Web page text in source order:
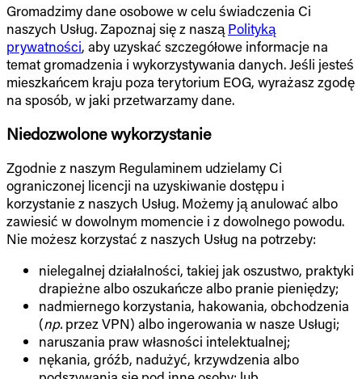
Gromadzimy dane osobowe w celu świadczenia Ci
naszych Usług. Zapoznaj się z naszą Polityką
prywatności, aby uzyskać szczegółowe informacje na
temat gromadzenia i wykorzystywania danych. Jeśli jesteś
mieszkańcem kraju poza terytorium EOG, wyrażasz zgodę
na sposób, w jaki przetwarzamy dane.
Niedozwolone wykorzystanie
Zgodnie z naszym Regulaminem udzielamy Ci
ograniczonej licencji na uzyskiwanie dostępu i
korzystanie z naszych Usług. Możemy ją anulować albo
zawiesić w dowolnym momencie i z dowolnego powodu.
Nie możesz korzystać z naszych Usług na potrzeby:
nielegalnej działalności, takiej jak oszustwo, praktyki
drapieżne albo oszukańcze albo pranie pieniędzy;
nadmiernego korzystania, hakowania, obchodzenia
(np. przez VPN) albo ingerowania w nasze Usługi;
naruszania praw własności intelektualnej;
nękania, gróźb, nadużyć, krzywdzenia albo